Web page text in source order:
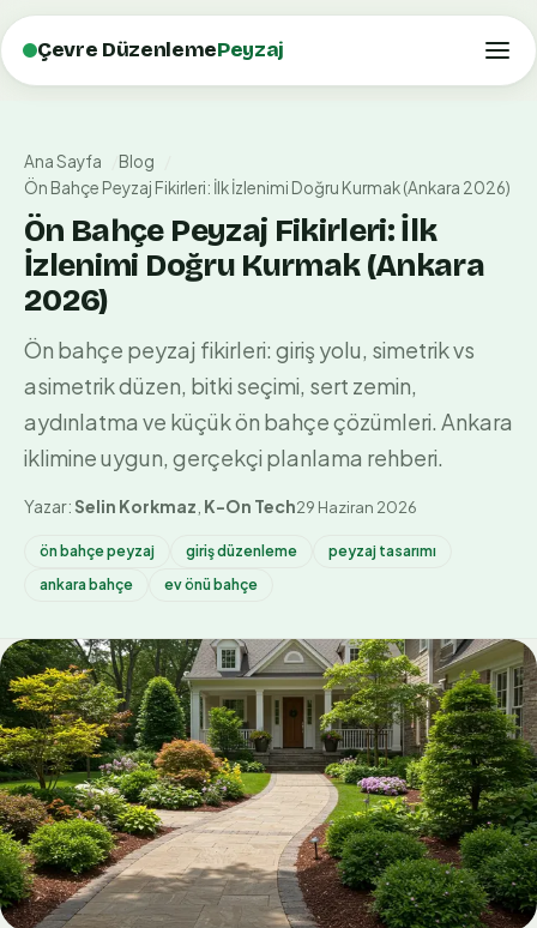
Çevre DüzenlemePeyzaj
Ana Sayfa
Blog
Ön Bahçe Peyzaj Fikirleri: İlk İzlenimi Doğru Kurmak (Ankara 2026)
Ön Bahçe Peyzaj Fikirleri: İlk
İzlenimi Doğru Kurmak (Ankara
2026)
Ön bahçe peyzaj fikirleri: giriş yolu, simetrik vs
asimetrik düzen, bitki seçimi, sert zemin,
aydınlatma ve küçük ön bahçe çözümleri. Ankara
iklimine uygun, gerçekçi planlama rehberi.
Yazar:Selin Korkmaz K-On Tech29 Haziran 2026
ön bahçe peyzaj giriş düzenleme
peyzaj tasarımı
ankara bahçe
ev önü bahçe